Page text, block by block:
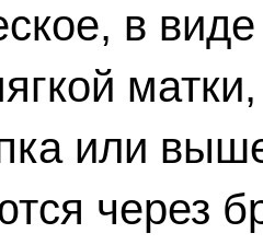
в
или
через